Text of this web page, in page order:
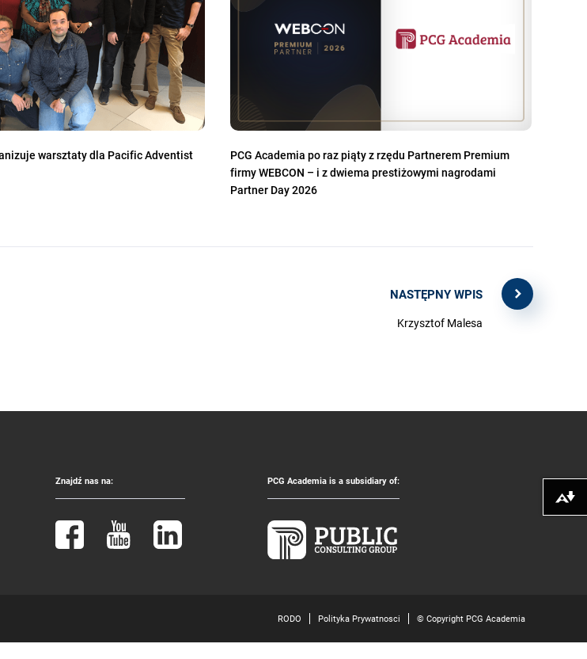
warsztaty dla Pacific Adventist
PCG Academia po raz piąty z rzędu Partnerem Premium
firmy WEBCON – i z dwiema prestiżowymi nagrodami
Partner Day 2026
NASTĘPNY WPIS
Krzysztof Malesa
Znajdź nas na: PCG Academia is a subsidiary of:
RODO Polityka Prywatnosci © Copyright PCG Academia
Pobierz